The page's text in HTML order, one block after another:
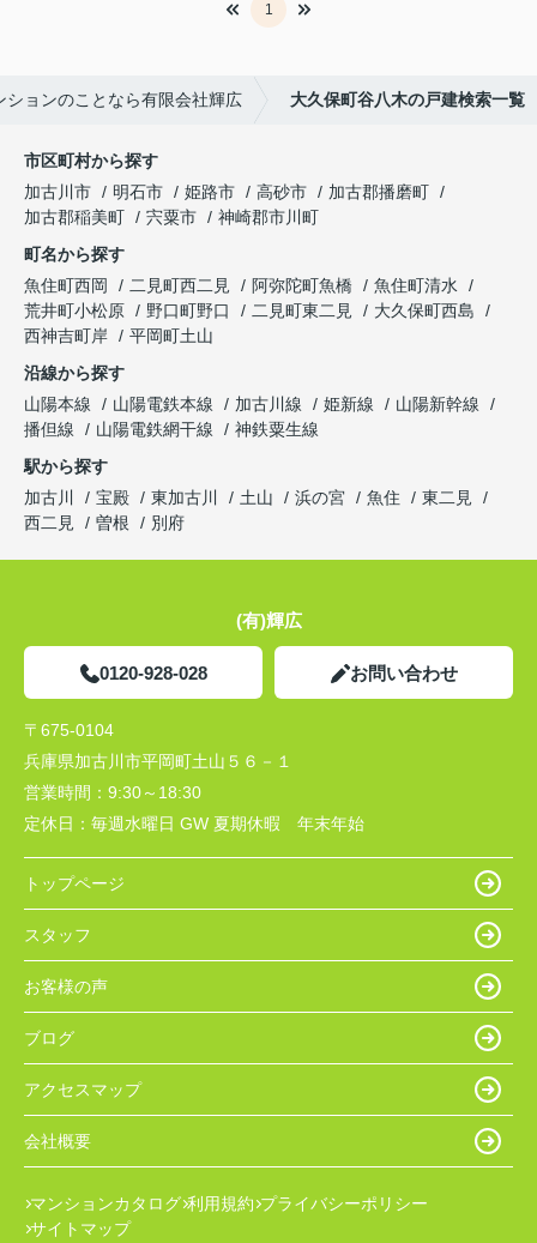
1
ョンのことなら有限会社輝広 大久保町谷八木の戸建検索一覧
市区町村から探す
加古川市
明石市 姫路市 高砂市
加古郡播磨町
加古郡稲美町
宍粟市
神崎郡市川町
町名から探す
魚住町西岡
二見町西二見 阿弥陀町魚橋
魚住町清水
荒井町小松原
野口町野口 二見町東二見
大久保町西島
西神吉町岸
平岡町土山
沿線から探す
山陽本線
山陽電鉄本線 加古川線 姫新線
山陽新幹線
播但線
山陽電鉄網干線
神鉄粟生線
駅から探す
加古川
宝殿 東加古川 土山 浜の宮 魚住
東二見
西二見
曽根 別府
(有)輝広
0120-928-028 お問い合わせ
〒675-0104
兵庫県加古川市平岡町土山５６－１
営業時間： 9:30～18:30
定休日： 毎週水曜日 GW 夏期休暇 年末年始
トップページ
スタッフ
お客様の声
ブログ
アクセスマップ
会社概要
マンションカタログ 利用規約 プライバシーポリシー
サイトマップ